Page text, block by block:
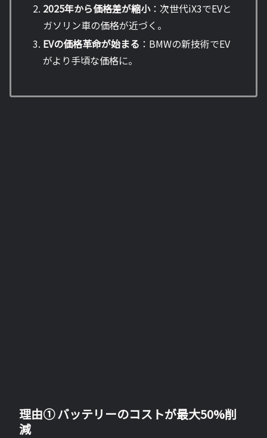
2025年から価格差が縮小：次世代iX3でEVと
ガソリン車の価格が近づく。
EVの価格革命が始まる ：BMWの新技術でEV
がより手頃な価格に。
理由① バッテリーのコストが最大50%削
減